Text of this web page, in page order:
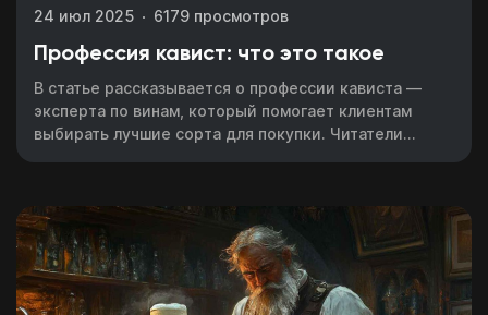
24 июл 2025 6179 просмотров
Профессия кавист: что это такое
В статье рассказывается о профессии кависта —
эксперта по винам, который помогает клиентам
выбирать лучшие сорта для покупки. Читатели
производства необходимы для успешной работы.
необходимые блоки
Смешивай программы
Перезвоним в течение 15-20 минут
c понедельника по пятницу с 11:00 до 20:00